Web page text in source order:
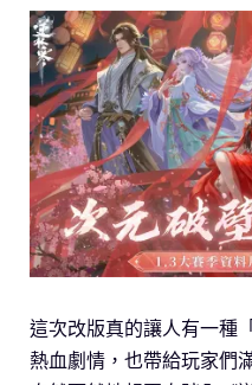
這次改版真的讓人有一種
熱血劇情，也帶給玩家們